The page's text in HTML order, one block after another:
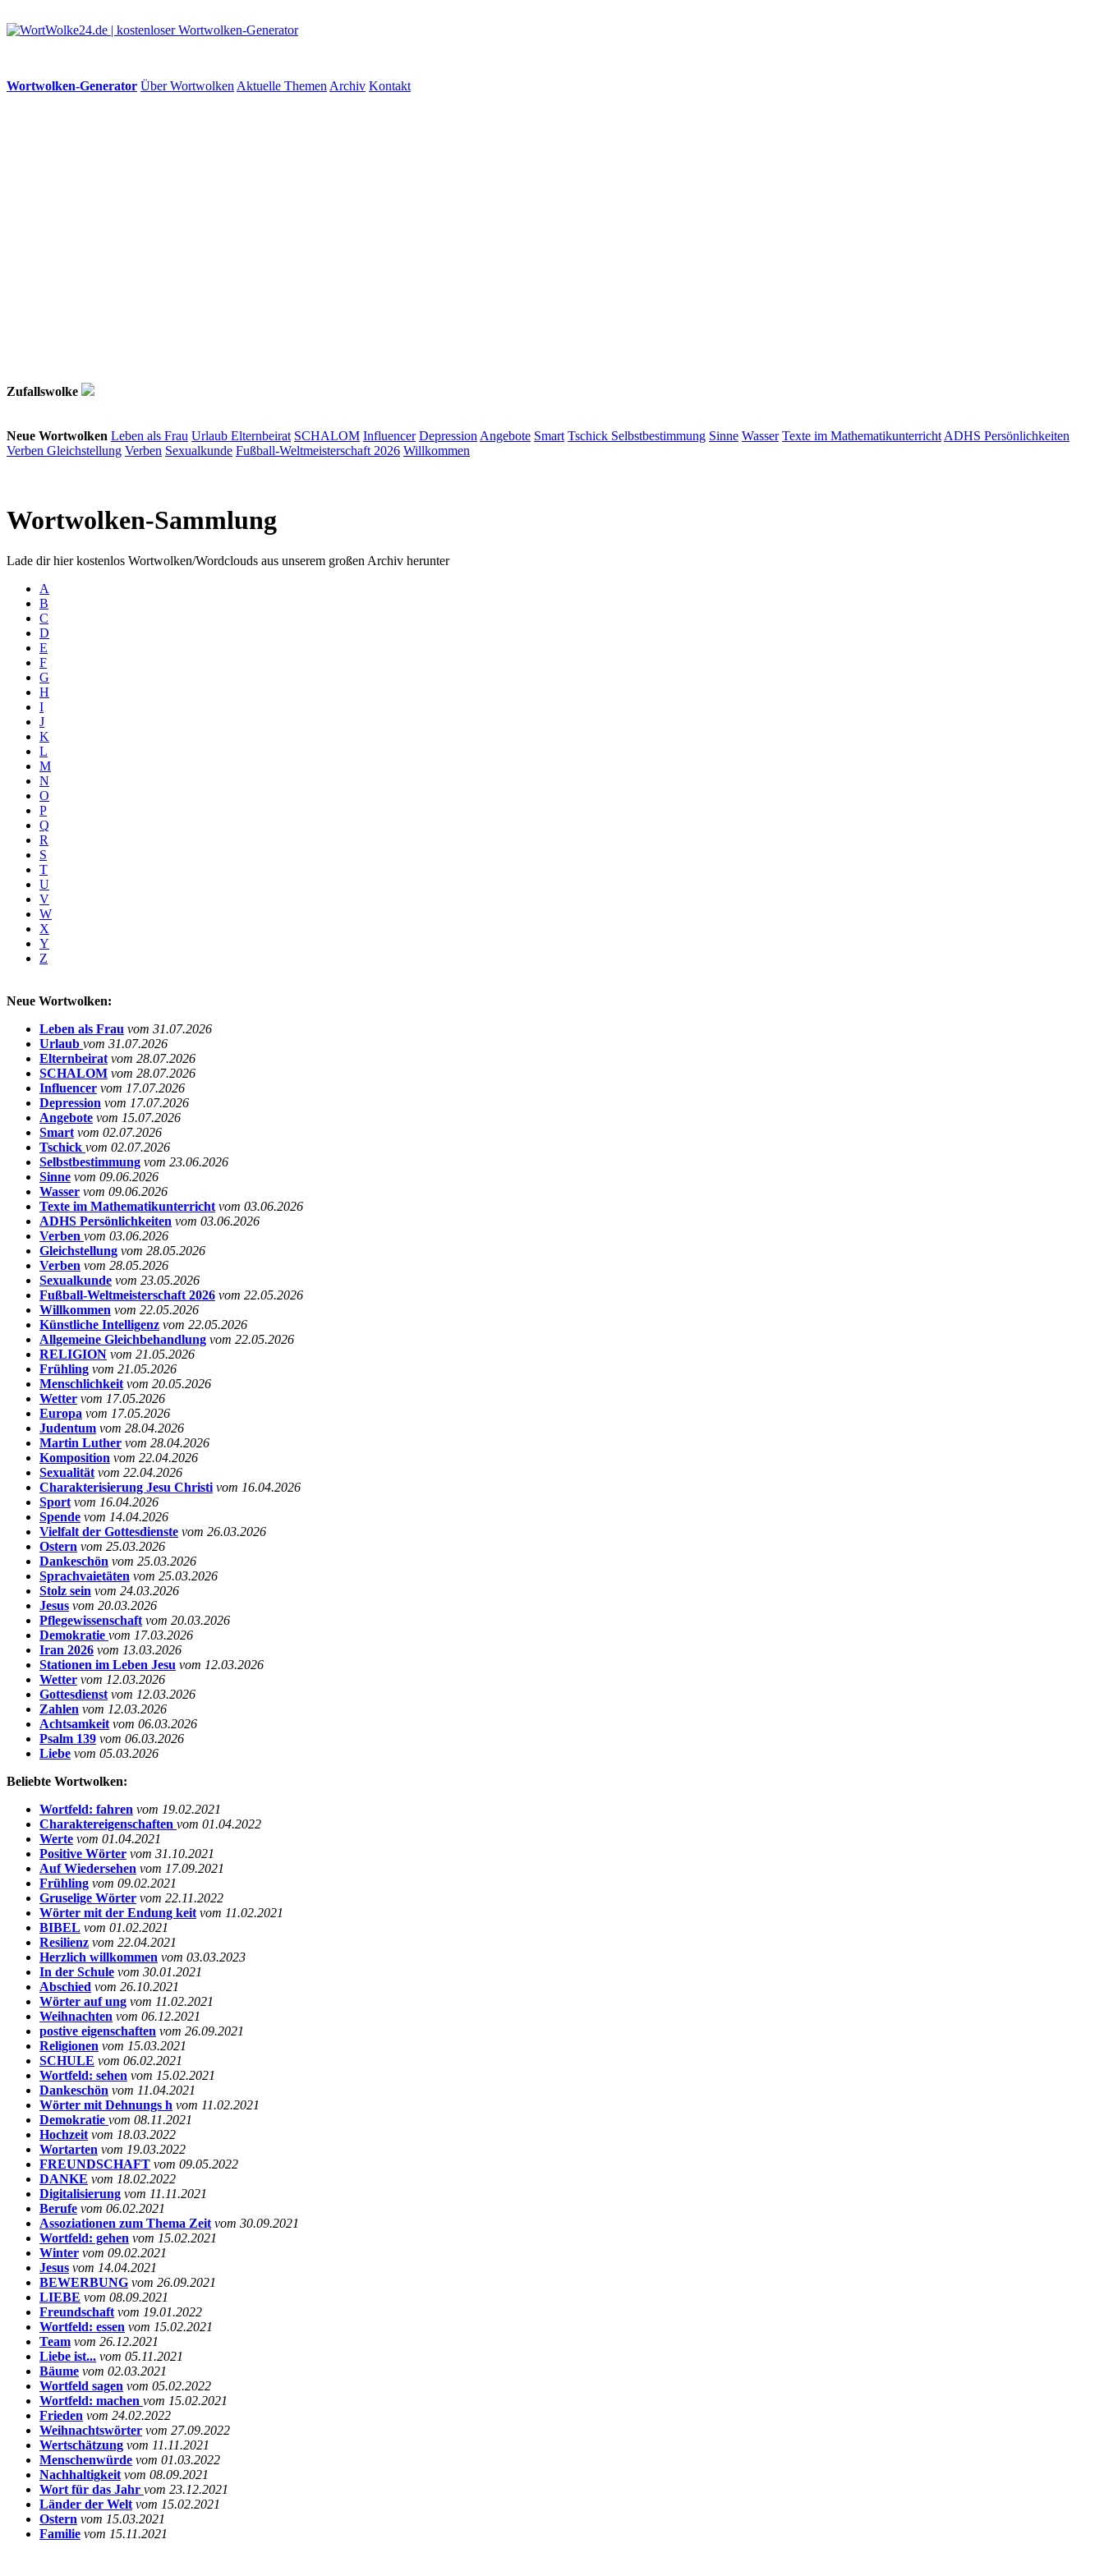
Wortwolken-Generator Über Wortwolken Aktuelle Themen Archiv Kontakt
Zufallswolke
Neue Wortwolken Leben als Frau Urlaub Elternbeirat SCHALOM Influencer Depression Angebote Smart Tschick Selbstbestimmung Sinne Wasser Texte im Mathematikunterricht ADHS Persönlichkeiten
Verben Gleichstellung Verben Sexualkunde Fußball-Weltmeisterschaft 2026 Willkommen
Wortwolken-Sammlung
Lade dir hier kostenlos Wortwolken/Wordclouds aus unserem großen Archiv herunter
A
B
C
D
E
F
G
H
I
J
K
L
M
N
O
P
Q
R
S
T
U
V
W
X
Y
Z
Neue Wortwolken:
Leben als Frau vom 31.07.2026
Urlaub vom 31.07.2026
Elternbeirat vom 28.07.2026
SCHALOM vom 28.07.2026
Influencer vom 17.07.2026
Depression vom 17.07.2026
Angebote vom 15.07.2026
Smart vom 02.07.2026
Tschick vom 02.07.2026
Selbstbestimmung vom 23.06.2026
Sinne vom 09.06.2026
Wasser vom 09.06.2026
Texte im Mathematikunterricht vom 03.06.2026
ADHS Persönlichkeiten vom 03.06.2026
Verben vom 03.06.2026
Gleichstellung vom 28.05.2026
Verben vom 28.05.2026
Sexualkunde vom 23.05.2026
Fußball-Weltmeisterschaft 2026 vom 22.05.2026
Willkommen vom 22.05.2026
Künstliche Intelligenz vom 22.05.2026
Allgemeine Gleichbehandlung vom 22.05.2026
RELIGION vom 21.05.2026
Frühling vom 21.05.2026
Menschlichkeit vom 20.05.2026
Wetter vom 17.05.2026
Europa vom 17.05.2026
Judentum vom 28.04.2026
Martin Luther vom 28.04.2026
Komposition vom 22.04.2026
Sexualität vom 22.04.2026
Charakterisierung Jesu Christi vom 16.04.2026
Sport vom 16.04.2026
Spende vom 14.04.2026
Vielfalt der Gottesdienste vom 26.03.2026
Ostern vom 25.03.2026
Dankeschön vom 25.03.2026
Sprachvaietäten vom 25.03.2026
Stolz sein vom 24.03.2026
Jesus vom 20.03.2026
Pflegewissenschaft vom 20.03.2026
Demokratie vom 17.03.2026
Iran 2026 vom 13.03.2026
Stationen im Leben Jesu vom 12.03.2026
Wetter vom 12.03.2026
Gottesdienst vom 12.03.2026
Zahlen vom 12.03.2026
Achtsamkeit vom 06.03.2026
Psalm 139 vom 06.03.2026
Liebe vom 05.03.2026
Beliebte Wortwolken:
Wortfeld: fahren vom 19.02.2021
Charaktereigenschaften vom 01.04.2022
Werte vom 01.04.2021
Positive Wörter vom 31.10.2021
Auf Wiedersehen vom 17.09.2021
Frühling vom 09.02.2021
Gruselige Wörter vom 22.11.2022
Wörter mit der Endung keit vom 11.02.2021
BIBEL vom 01.02.2021
Resilienz vom 22.04.2021
Herzlich willkommen vom 03.03.2023
In der Schule vom 30.01.2021
Abschied vom 26.10.2021
Wörter auf ung vom 11.02.2021
Weihnachten vom 06.12.2021
postive eigenschaften vom 26.09.2021
Religionen vom 15.03.2021
SCHULE vom 06.02.2021
Wortfeld: sehen vom 15.02.2021
Dankeschön vom 11.04.2021
Wörter mit Dehnungs h vom 11.02.2021
Demokratie vom 08.11.2021
Hochzeit vom 18.03.2022
Wortarten vom 19.03.2022
FREUNDSCHAFT vom 09.05.2022
DANKE vom 18.02.2022
Digitalisierung vom 11.11.2021
Berufe vom 06.02.2021
Assoziationen zum Thema Zeit vom 30.09.2021
Wortfeld: gehen vom 15.02.2021
Winter vom 09.02.2021
Jesus vom 14.04.2021
BEWERBUNG vom 26.09.2021
LIEBE vom 08.09.2021
Freundschaft vom 19.01.2022
Wortfeld: essen vom 15.02.2021
Team vom 26.12.2021
Liebe ist... vom 05.11.2021
Bäume vom 02.03.2021
Wortfeld sagen vom 05.02.2022
Wortfeld: machen vom 15.02.2021
Frieden vom 24.02.2022
Weihnachtswörter vom 27.09.2022
Wertschätzung vom 11.11.2021
Menschenwürde vom 01.03.2022
Nachhaltigkeit vom 08.09.2021
Wort für das Jahr vom 23.12.2021
Länder der Welt vom 15.02.2021
Ostern vom 15.03.2021
Familie vom 15.11.2021